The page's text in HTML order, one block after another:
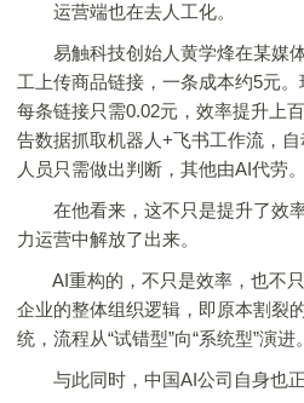
运营端也在去人工化。
易触科技创始人黄学烽在某媒体
工上传商品链接，一条成本约5元。
每条链接只需0.02元，效率提升上
告数据抓取机器人+飞书工作流，
人员只需做出判断，其他由AI代劳。
在他看来，这不只是提升了效
力运营中解放了出来。
AI重构的，不只是效率，也不只
企业的整体组织逻辑，即原本割裂
统，流程从“试错型”向“系统型”演进。
与此同时，中国AI公司自身也正